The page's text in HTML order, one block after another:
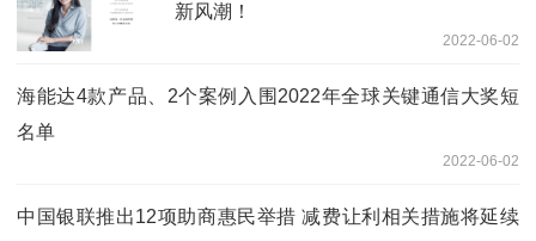
新风潮！
2022-06-02
海能达4款产品、2个案例入围2022年全球关键通信大奖短
名单
2022-06-02
中国银联推出12项助商惠民举措 减费让利相关措施将延续